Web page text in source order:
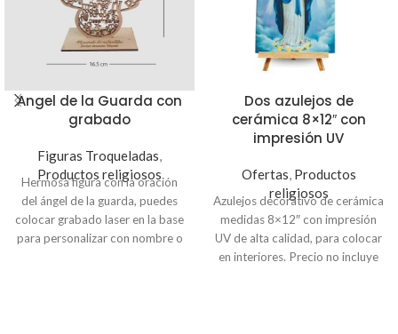
Angel de la Guarda con
grabado
Figuras Troqueladas,
Productos religiosos
Hermosa figura con la oración
del ángel de la guarda, puedes
colocar grabado laser en la base
para personalizar con nombre o
Dos azulejos de
cerámica 8×12″ con
impresión UV
Ofertas, Productos
religiosos
Azulejos decorativo de cerámica
medidas 8×12″ con impresión
UV de alta calidad, para colocar
en interiores. Precio no incluye